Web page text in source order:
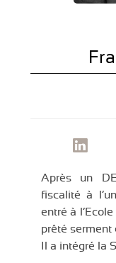
Après un
fiscalité à
entré à
prêté serment
Il a intégré la